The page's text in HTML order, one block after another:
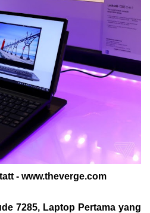
- www.theverge.com
7285, Laptop Pertama yang